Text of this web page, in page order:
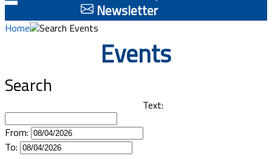
Highlights
Regulations and law
Projects
Documents
Newsletter
Home Search Events
Events
Search
Text:
From:
To: